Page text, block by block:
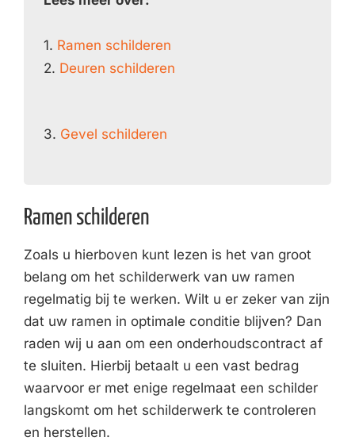
1. Ramen schilderen
2. Deuren schilderen
3. Gevel schilderen
Ramen schilderen
Zoals u hierboven kunt lezen is het van groot
belang om het schilderwerk van uw ramen
regelmatig bij te werken. Wilt u er zeker van zijn
dat uw ramen in optimale conditie blijven? Dan
raden wij u aan om een onderhoudscontract af
te sluiten. Hierbij betaalt u een vast bedrag
waarvoor er met enige regelmaat een schilder
langskomt om het schilderwerk te controleren
en herstellen.